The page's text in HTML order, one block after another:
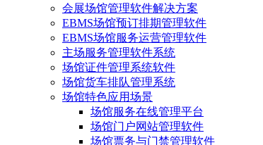
会展场馆管理软件解决方案
EBMS场馆预订排期管理软件
EBMS场馆服务运营管理软件
主场服务管理软件系统
场馆证件管理系统软件
场馆货车排队管理系统
场馆特色应用场景
场馆服务在线管理平台
场馆门户网站管理软件
场馆票务与门禁管理软件